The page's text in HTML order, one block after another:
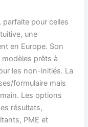
parfaite pour celles
une
en Europe. Son
prêts à
les non-initiés. La
formulaire mais
Les options
résultats,
PME et